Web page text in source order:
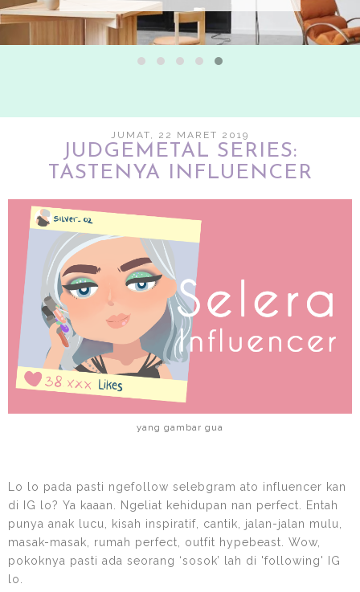
JUMAT, 22 MARET 2019
JUDGEMETAL SERIES:
TASTENYA INFLUENCER
yang gambar gua
Lo lo pada pasti ngefollow selebgram ato influencer kan
di IG lo? Ya kaaan. Ngeliat kehidupan nan perfect. Entah
punya anak lucu, kisah inspiratif, cantik, jalan-jalan mulu,
masak-masak, rumah perfect, outfit hypebeast. Wow,
pokoknya pasti ada seorang ‘sosok’ lah di 'following' IG
lo.